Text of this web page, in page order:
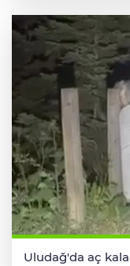
Uludağ'da aç